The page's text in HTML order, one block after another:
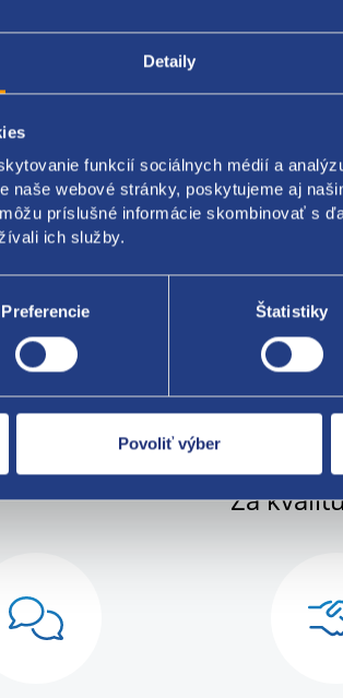
Detaily
funkcií sociálnych médií a
naše webové stránky, poskytujeme aj
príslušné informácie skombinovať s
ich služby.
Preferencie Štatistiky
Povoliť výber
Popis produktu
Za